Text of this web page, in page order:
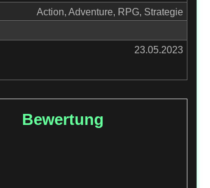
Action, Adventure, RPG, Strategie
23.05.2023
Bewertung